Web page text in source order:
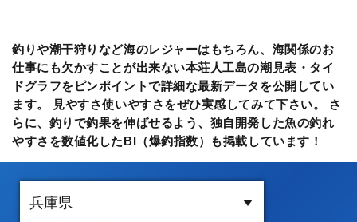
釣りや潮干狩りなど海のレジャーはもちろん、海関係のお
仕事にも欠かすことが出来ない本荘人工島の潮見表・タイ
ドグラフをピンポイントで詳細な最新データを公開してい
ます。 見やすさ使いやすさをぜひ実感してみて下さい。 さ
らに、釣りで釣果を伸ばせるよう、独自開発した魚の釣れ
やすさを数値化したBI（爆釣指数）も掲載しています！